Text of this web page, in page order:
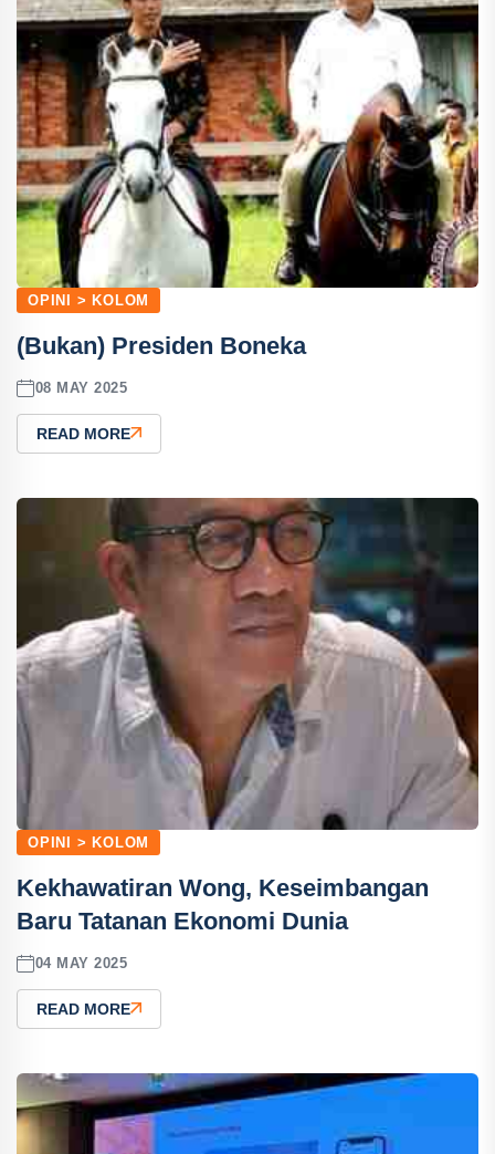
OPINI > KOLOM
(Bukan) Presiden Boneka
08 MAY 2025
READ MORE
OPINI > KOLOM
Kekhawatiran Wong, Keseimbangan
Baru Tatanan Ekonomi Dunia
04 MAY 2025
READ MORE